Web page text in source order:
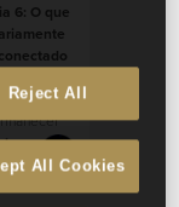
6: O que
poder dar
dar
(Español) Eric Mole
Reject All
All Cookies